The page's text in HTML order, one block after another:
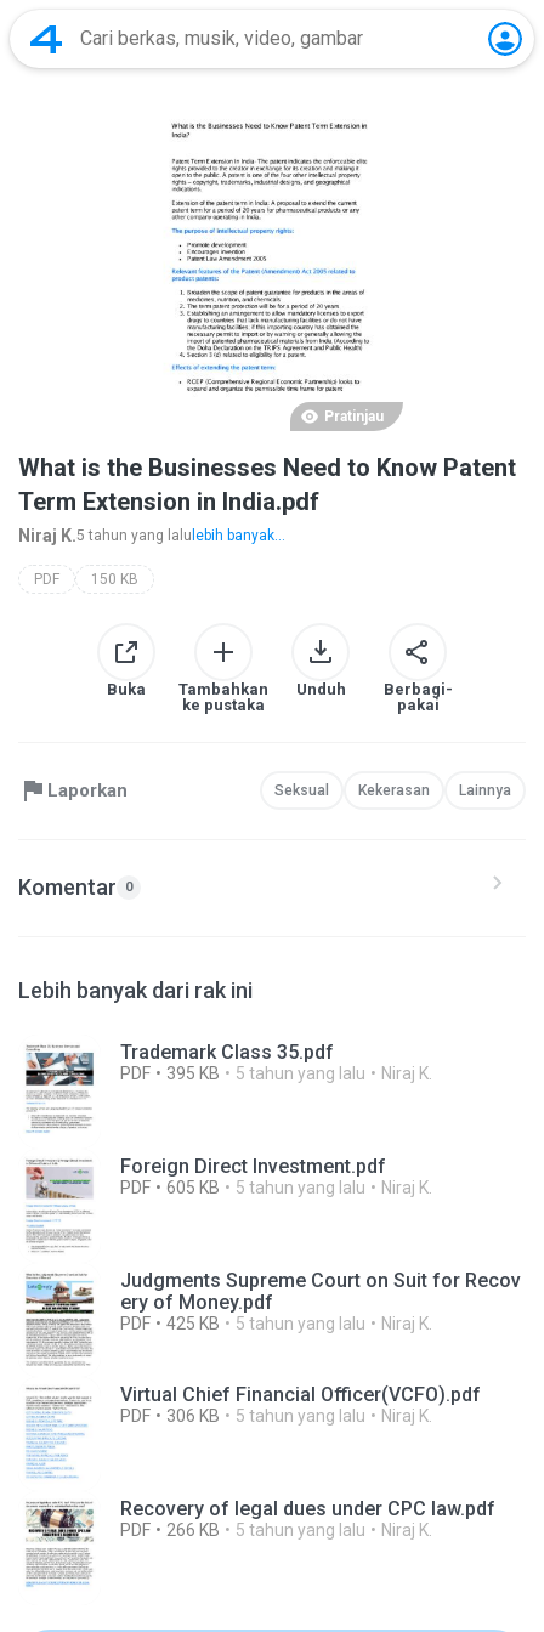
Pratinjau
What is the Businesses Need to Know Patent
Term Extension in India.pdf
Niraj K.5 tahun yang lalu lebih banyak...
PDF 150 KB
Buka
Tambahkan
ke pustaka
Unduh
Berbagi-
pakai
Laporkan Seksual Kekerasan Lainnya
Komentar 0
Lebih banyak dari rak ini
Trademark Class 35.pdf
PDF 395 KB 5 tahun yang lalu Niraj K.
Foreign Direct Investment.pdf
PDF 605 KB 5 tahun yang lalu Niraj K.
Judgments Supreme Court on Suit for Recov
ery of Money.pdf
PDF 425 KB 5 tahun yang lalu Niraj K.
Virtual Chief Financial Officer(VCFO).pdf
PDF 306 KB 5 tahun yang lalu Niraj K.
Recovery of legal dues under CPC law.pdf
PDF 266 KB 5 tahun yang lalu Niraj K.